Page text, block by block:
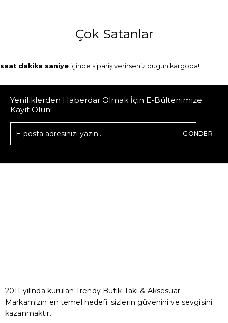
Çok Satanlar
saat dakika saniye içinde sipariş verirseniz bugün kargoda!
Yeniliklerden Haberdar Olmak İçin E-Bültenimize
Kayıt Olun!
GÖNDER
2011 yılında kurulan Trendy Butik Takı & Aksesuar
Markamızın en temel hedefi; sizlerin güvenini ve sevgisini
kazanmaktır.